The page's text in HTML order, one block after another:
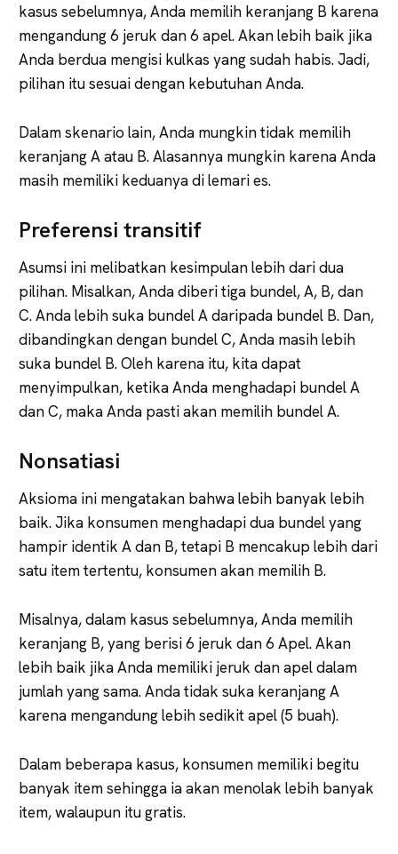
kasus sebelumnya, Anda memilih keranjang B karena
mengandung 6 jeruk dan 6 apel. Akan lebih baik jika
Anda berdua mengisi kulkas yang sudah habis. Jadi,
pilihan itu sesuai dengan kebutuhan Anda.
Dalam skenario lain, Anda mungkin tidak memilih
keranjang A atau B. Alasannya mungkin karena Anda
masih memiliki keduanya di lemari es.
Preferensi transitif
Asumsi ini melibatkan kesimpulan lebih dari dua
pilihan. Misalkan, Anda diberi tiga bundel, A, B, dan
C. Anda lebih suka bundel A daripada bundel B. Dan,
dibandingkan dengan bundel C, Anda masih lebih
suka bundel B. Oleh karena itu, kita dapat
menyimpulkan, ketika Anda menghadapi bundel A
dan C, maka Anda pasti akan memilih bundel A.
Nonsatiasi
Aksioma ini mengatakan bahwa lebih banyak lebih
baik. Jika konsumen menghadapi dua bundel yang
hampir identik A dan B, tetapi B mencakup lebih dari
satu item tertentu, konsumen akan memilih B.
Misalnya, dalam kasus sebelumnya, Anda memilih
keranjang B, yang berisi 6 jeruk dan 6 Apel. Akan
lebih baik jika Anda memiliki jeruk dan apel dalam
jumlah yang sama. Anda tidak suka keranjang A
karena mengandung lebih sedikit apel (5 buah).
Dalam beberapa kasus, konsumen memiliki begitu
banyak item sehingga ia akan menolak lebih banyak
item, walaupun itu gratis.